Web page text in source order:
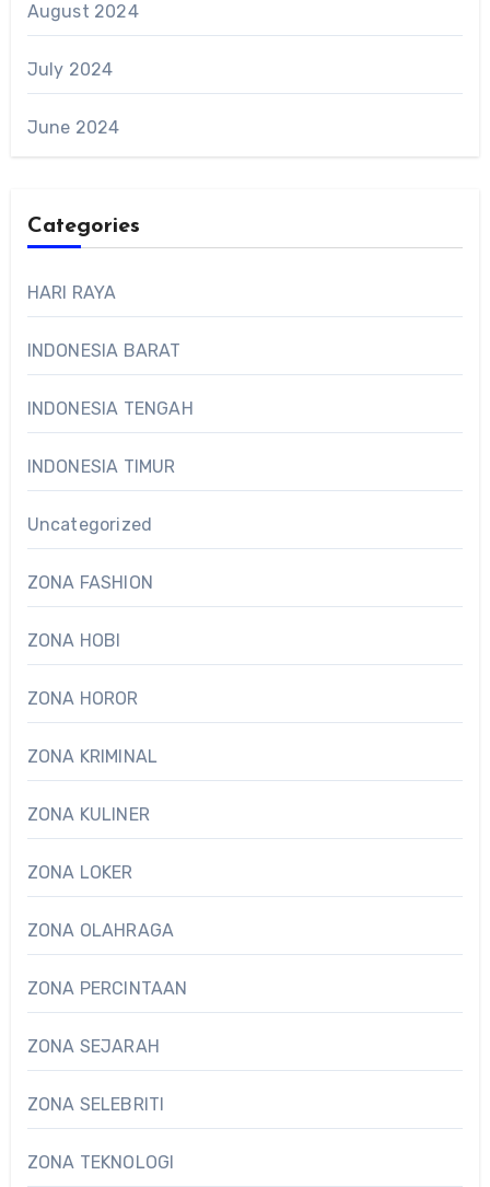
August 2024
July 2024
June 2024
Categories
HARI RAYA
INDONESIA BARAT
INDONESIA TENGAH
INDONESIA TIMUR
Uncategorized
ZONA FASHION
ZONA HOBI
ZONA HOROR
ZONA KRIMINAL
ZONA KULINER
ZONA LOKER
ZONA OLAHRAGA
ZONA PERCINTAAN
ZONA SEJARAH
ZONA SELEBRITI
ZONA TEKNOLOGI